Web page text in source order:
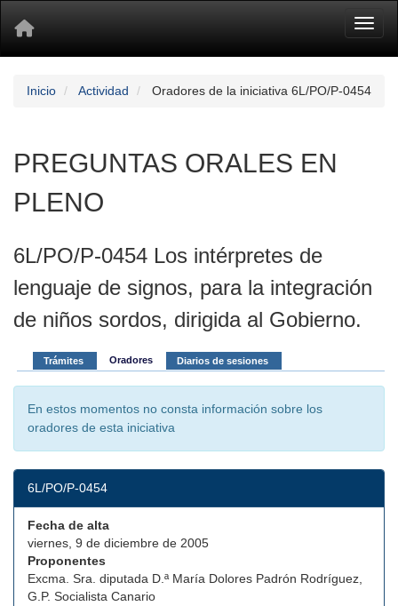
Inicio Actividad Oradores de la iniciativa 6L/PO/P-0454
PREGUNTAS ORALES EN
PLENO
6L/PO/P-0454 Los intérpretes de
lenguaje de signos, para la integración
de niños sordos, dirigida al Gobierno.
Trámites Oradores Diarios de sesiones
En estos momentos no consta información sobre los
oradores de esta iniciativa
6L/PO/P-0454
Fecha de alta
viernes, 9 de diciembre de 2005
Proponentes
Excma. Sra. diputada D.ª María Dolores Padrón Rodríguez,
G.P. Socialista Canario